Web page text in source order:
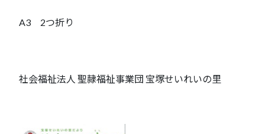
A3 2つ折り
社会福祉法人 聖隷福祉事業団 宝塚せいれいの里